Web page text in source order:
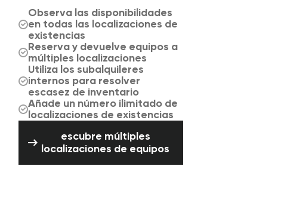
Observa las disponibilidades
en todas las localizaciones de
existencias
Reserva y devuelve equipos a
múltiples localizaciones
Utiliza los subalquileres
internos para resolver
escasez de inventario
Añade un número ilimitado de
localizaciones de existencias
escubre múltiples
localizaciones de equipos